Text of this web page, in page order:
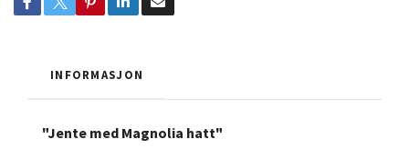
INFORMASJON
"Jente med Magnolia hatt"